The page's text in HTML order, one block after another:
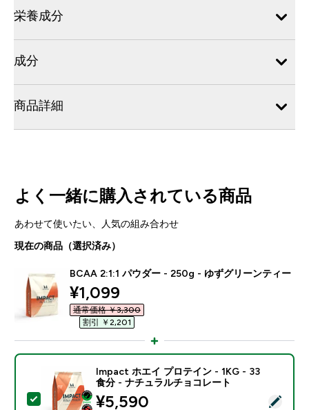
栄養成分
成分
商品詳細
よく一緒に購入されている商品
あわせて使いたい、人気の組み合わせ
現在の商品（選択済み）
BCAA 2:1:1 パウダー - 250g - ゆずグリーンティー
discounted price
¥1,099‎
通常価格 ￥3,300‎
割引 ￥2,201‎
この商品を選択 - Impact ホエイ プロテイン - 1KG -
Impact ホエイ プロテイン - 1KG - 33
食分 - ナチュラルチョコレート
discounted price
¥5,590‎